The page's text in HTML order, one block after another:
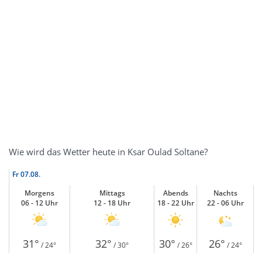
Wie wird das Wetter heute in Ksar Oulad Soltane?
Fr07.08.
Morgens
06 - 12 Uhr
Mittags
12 - 18 Uhr
Abends
18 - 22 Uhr
Nachts
22 - 06 Uhr
31° / 24° 32° / 30° 30° / 26° 26° / 24°